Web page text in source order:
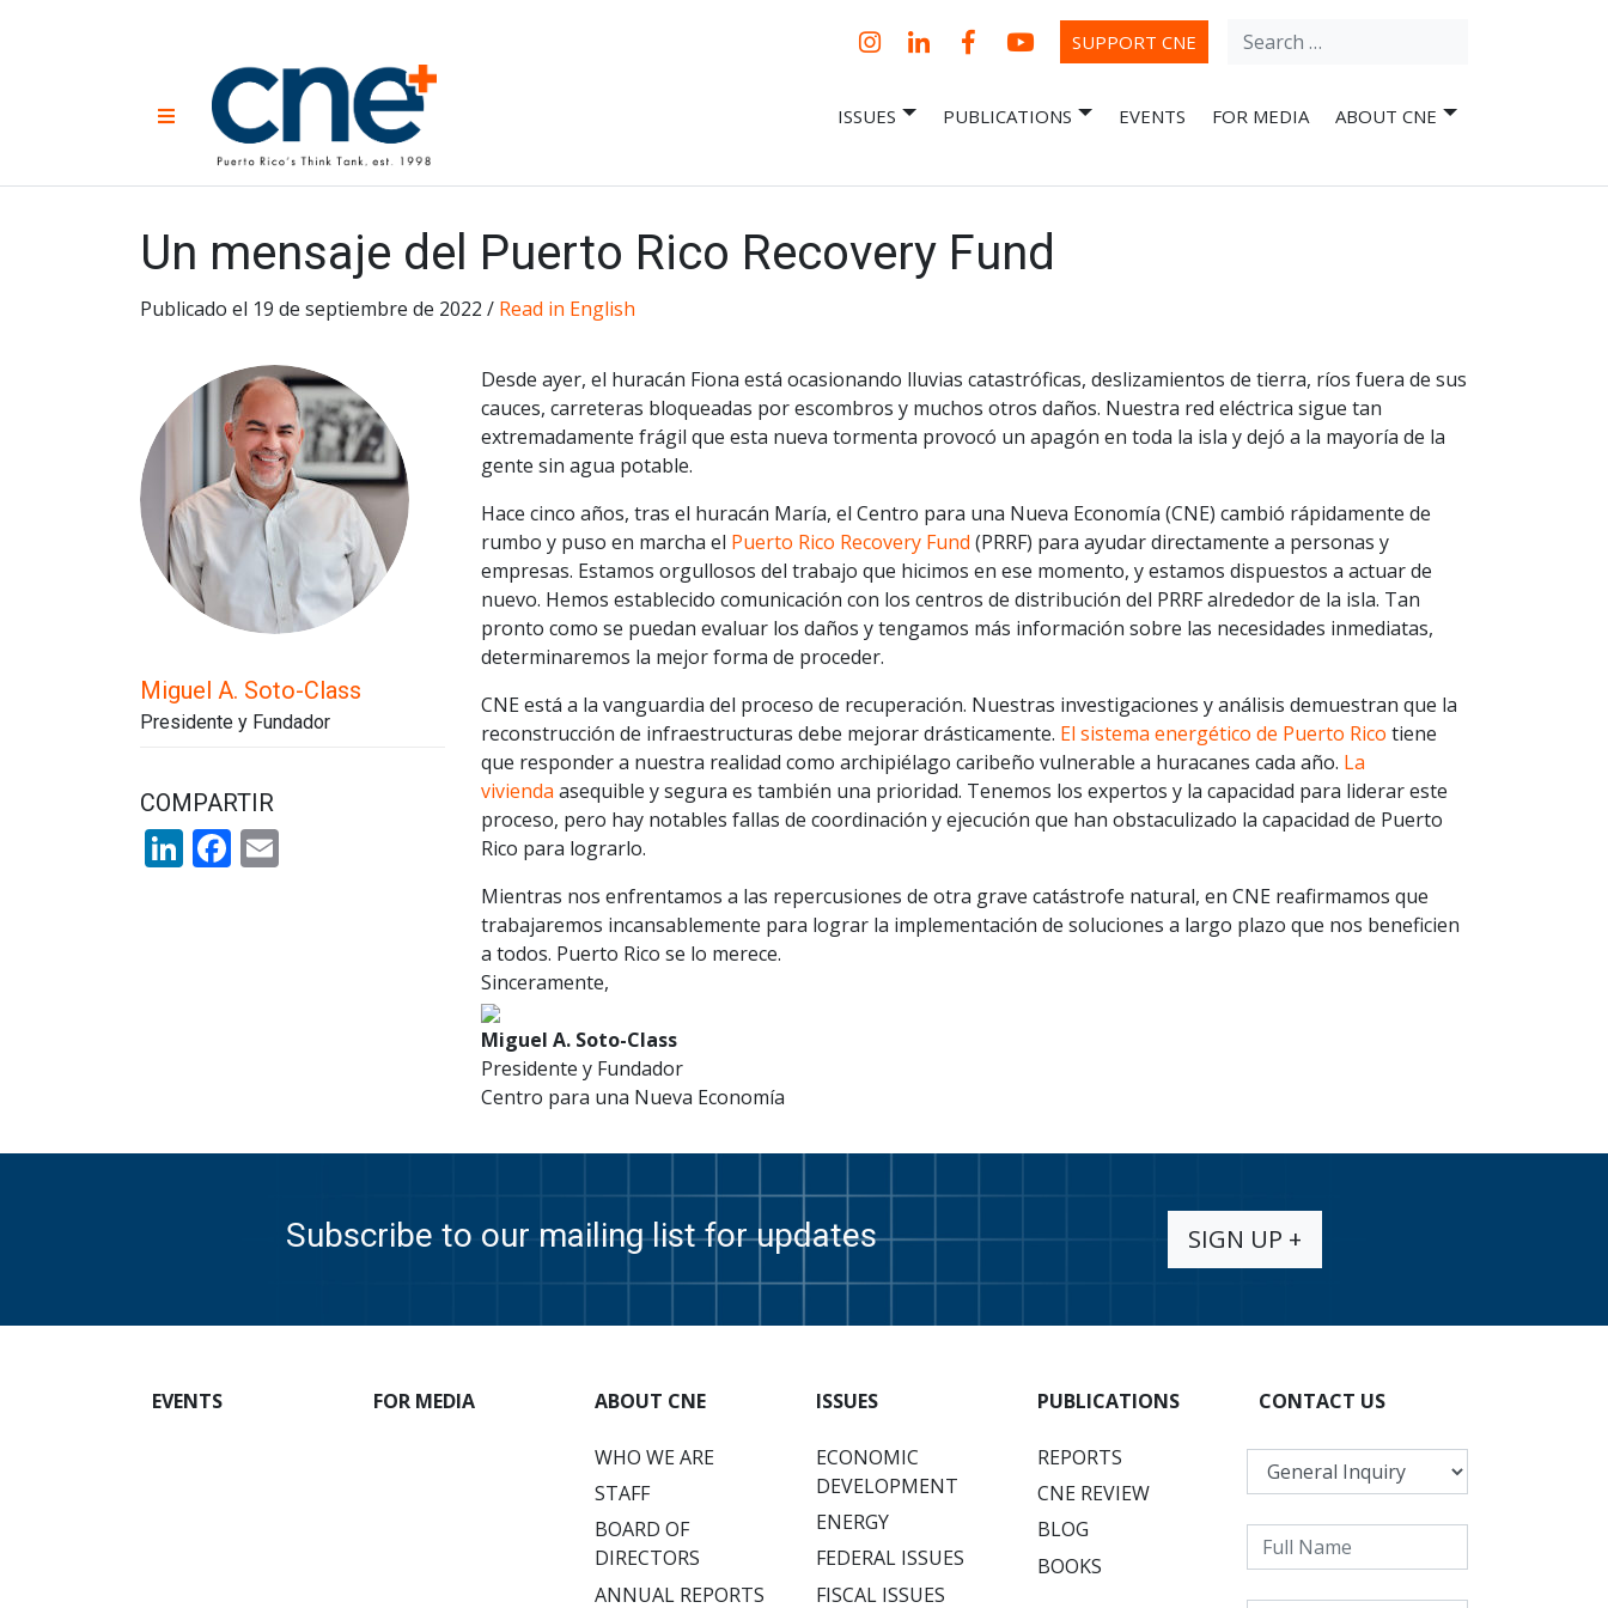
Instagram
LinkedInFacebookYouTubeSUPPORT CNE
Search
Una Nueva
for a New Economy
ISSUES PUBLICATIONS EVENTS FOR MEDIA ABOUT CNE
Un mensaje del Puerto Rico Recovery Fund
Publicado el 19 de septiembre de 2022 / Read in English
Miguel A. Soto-Class
Presidente y Fundador
COMPARTIR
LinkedIn
Facebook
Desde ayer, el huracán Fiona está ocasionando lluvias catastróficas, deslizamientos de tierra, ríos fuera de sus
cauces, carreteras bloqueadas por escombros y muchos otros daños. Nuestra red eléctrica sigue tan
extremadamente frágil que esta nueva tormenta provocó un apagón en toda la isla y dejó a la mayoría de la
gente sin agua potable.
Hace cinco años, tras el huracán María, el Centro para una Nueva Economía (CNE) cambió rápidamente de
rumbo y puso en marcha el Puerto Rico Recovery Fund (PRRF) para ayudar directamente a personas y
empresas. Estamos orgullosos del trabajo que hicimos en ese momento, y estamos dispuestos a actuar de
nuevo. Hemos establecido comunicación con los centros de distribución del PRRF alrededor de la isla. Tan
pronto como se puedan evaluar los daños y tengamos más información sobre las necesidades inmediatas,
determinaremos la mejor forma de proceder.
CNE está a la vanguardia del proceso de recuperación. Nuestras investigaciones y análisis demuestran que la
reconstrucción de infraestructuras debe mejorar drásticamente. El sistema energético de Puerto Rico tiene
que responder a nuestra realidad como archipiélago caribeño vulnerable a huracanes cada año. La
vivienda asequible y segura es también una prioridad. Tenemos los expertos y la capacidad para liderar este
proceso, pero hay notables fallas de coordinación y ejecución que han obstaculizado la capacidad de Puerto
Rico para lograrlo.
Mientras nos enfrentamos a las repercusiones de otra grave catástrofe natural, en CNE reafirmamos que
trabajaremos incansablemente para lograr la implementación de soluciones a largo plazo que nos beneficien
a todos. Puerto Rico se lo merece.
Sinceramente,
Miguel A. Soto-Class
Presidente y Fundador
Centro para una Nueva Economía
Subscribe to our mailing list for updates SIGN UP +
EVENTS FOR MEDIA ABOUT CNE
WHO WE ARE
STAFF
BOARD OF
DIRECTORS
ANNUAL REPORTS
ISSUES
ECONOMIC
DEVELOPMENT
ENERGY
FEDERAL ISSUES
FISCAL ISSUES
PUBLICATIONS
REPORTS
CNE REVIEW
BLOG
BOOKS
CONTACT US